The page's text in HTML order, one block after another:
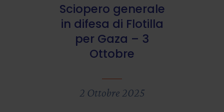
Sciopero generale
in difesa di Flotilla
per Gaza – 3
Ottobre
2 Ottobre 2025